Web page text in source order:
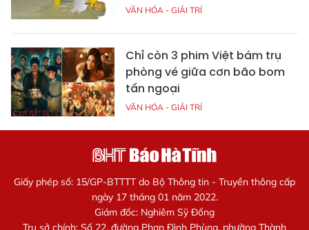
VĂN HÓA - GIẢI TRÍ
Chỉ còn 3 phim Việt bám trụ
phòng vé giữa cơn bão bom
tấn ngoại
VĂN HÓA - GIẢI TRÍ
Giấy phép số: 15/GP-BTTTT do Bộ Thông tin - Truyền thông cấp
ngày 17 tháng 01 năm 2022.
Giám đốc: Nghiêm Sỹ Đống
Trụ sở chính: Số 22, đường Phan Đình Phùng, phường Thành